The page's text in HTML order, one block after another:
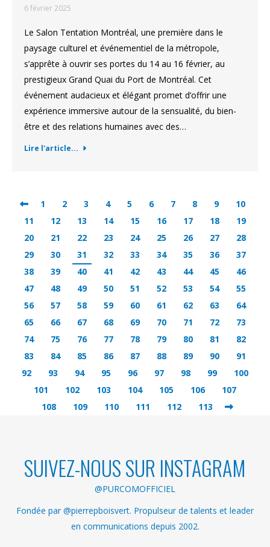
6 février 2025
Le Salon Tentation Montréal, une première dans le
paysage culturel et événementiel de la métropole,
s’apprête à ouvrir ses portes du 14 au 16 février, au
prestigieux Grand Quai du Port de Montréal. Cet
événement audacieux et élégant promet d’offrir une
expérience immersive autour de la sensualité, du bien-
être et des relations humaines avec des…
Lire l'article...
1 2 3 4 5 6 7 8 9
10
11
12 13 14 15 16 17 18
19
20
21 22 23 24 25 26 27
28
29
30 31 32 33 34 35 36
37
38
39 40 41 42 43 44 45
46
47
48 49 50 51 52 53 54
55
56
57 58 59 60 61 62 63
64
65
66 67 68 69 70 71 72
73
74
75 76 77 78 79 80 81
82
83
84 85 86 87 88 89 90
91
92
93 94 95 96 97 98 99
100
101
102 103 104 105 106
107
108
109 110 111 112 113
SUIVEZ-NOUS SUR INSTAGRAM
@PURCOMOFFICIEL
Fondée par @pierrepboisvert. Propulseur de talents et leader
en communications depuis 2002.